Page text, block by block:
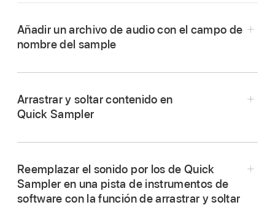
Añadir un archivo de audio con el campo de
nombre del sample
“Browse Samples” para abrir el explorador.
En el explorador, localiza el archivo que desees
importar y, a continuación, arrástralo a Quick
Original:añade el archivo de audio a la
visualización de onda, que utiliza las
Arrastrar y soltar contenido en
Quick Sampler
Reemplazar el sonido por los de Quick
Sampler en una pista de instrumentos de
software con la función de arrastrar y soltar